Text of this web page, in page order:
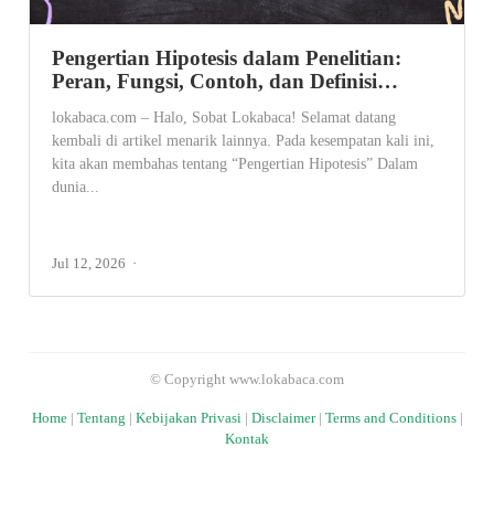
Pengertian Hipotesis dalam Penelitian:
Peran, Fungsi, Contoh, dan Definisi…
lokabaca.com – Halo, Sobat Lokabaca! Selamat datang
kembali di artikel menarik lainnya. Pada kesempatan kali ini,
kita akan membahas tentang “Pengertian Hipotesis” Dalam
dunia...
Jul 12, 2026
© Copyright www.lokabaca.com
Home| Tentang Kebijakan Privasi| Disclaimer| Terms and Conditions|
Kontak